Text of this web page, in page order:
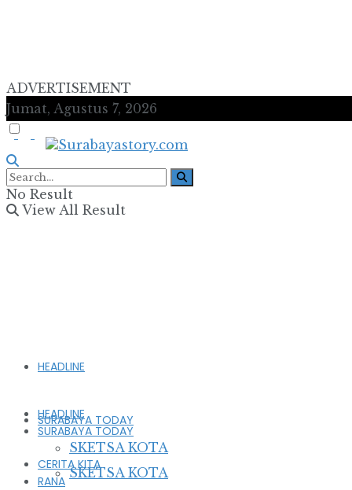
ADVERTISEMENT
Jumat, Agustus 7, 2026
No Result
View All Result
HEADLINE
SURABAYA TODAY
SKETSA KOTA
HEADLINE
SURABAYA TODAY
SKETSA KOTA
CERITA KITA
RANA